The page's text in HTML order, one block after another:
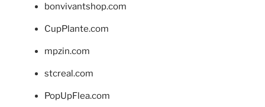
bonvivantshop.com
CupPlante.com
mpzin.com
stcreal.com
PopUpFlea.com